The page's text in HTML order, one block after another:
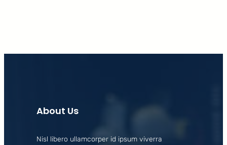
About Us
Nisl libero ullamcorper id ipsum viverra